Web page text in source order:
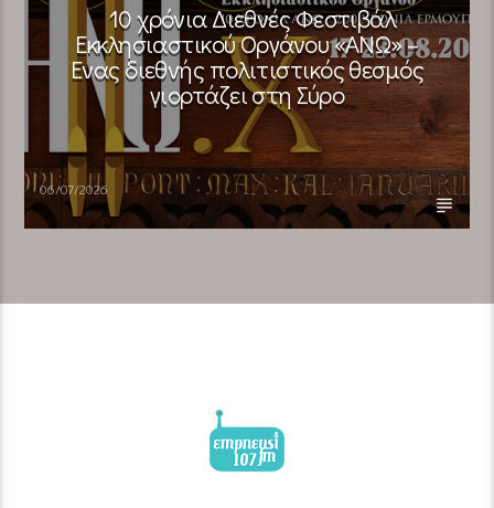
10 χρόνια Διεθνές Φεστιβάλ
Εκκλησιαστικού Οργάνου «ΑΝΩ» –
Ένας διεθνής πολιτιστικός θεσμός
γιορτάζει στη Σύρο​
06/07/2026